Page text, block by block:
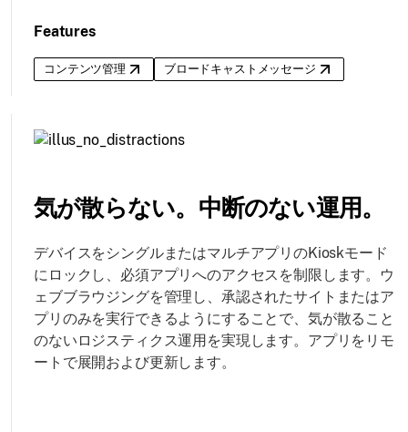
Features
コンテンツ管理 ブロードキャストメッセージ
気が散らない。中断のない運用。
デバイスをシングルまたはマルチアプリのKioskモード
にロックし、必須アプリへのアクセスを制限します。ウ
ェブブラウジングを管理し、承認されたサイトまたはア
プリのみを実行できるようにすることで、気が散ること
のないロジスティクス運用を実現します。アプリをリモ
ートで展開および更新します。